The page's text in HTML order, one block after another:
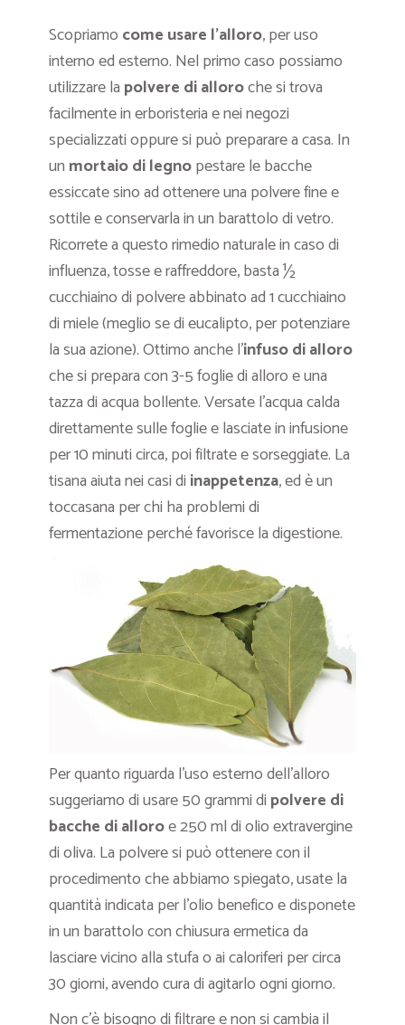
Scopriamo come usare l’alloro, per uso
interno ed esterno. Nel primo caso possiamo
utilizzare la polvere di alloroche si trova
facilmente in erboristeria e nei negozi
specializzati oppure si può preparare a casa. In
un mortaio di legnopestare le bacche
essiccate sino ad ottenere una polvere fine e
sottile e conservarla in un barattolo di vetro.
Ricorrete a questo rimedio naturale in caso di
influenza, tosse e raffreddore, basta ½
cucchiaino di polvere abbinato ad 1 cucchiaino
di miele (meglio se di eucalipto, per potenziare
la sua azione). Ottimo anche l’infuso di alloro
che si prepara con 3-5 foglie di alloro e una
tazza di acqua bollente. Versate l’acqua calda
direttamente sulle foglie e lasciate in infusione
per 10 minuti circa, poi filtrate e sorseggiate. La
tisana aiuta nei casi di inappetenza, ed è un
toccasana per chi ha problemi di
fermentazione perché favorisce la digestione.
Per quanto riguarda l’uso esterno dell’alloro
suggeriamo di usare 50 grammi di polvere di
bacche di alloroe 250 ml di olio extravergine
di oliva. La polvere si può ottenere con il
procedimento che abbiamo spiegato, usate la
quantità indicata per l’olio benefico e disponete
in un barattolo con chiusura ermetica da
lasciare vicino alla stufa o ai caloriferi per circa
30 giorni, avendo cura di agitarlo ogni giorno.